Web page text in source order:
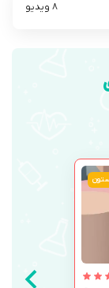
8 ویدیو